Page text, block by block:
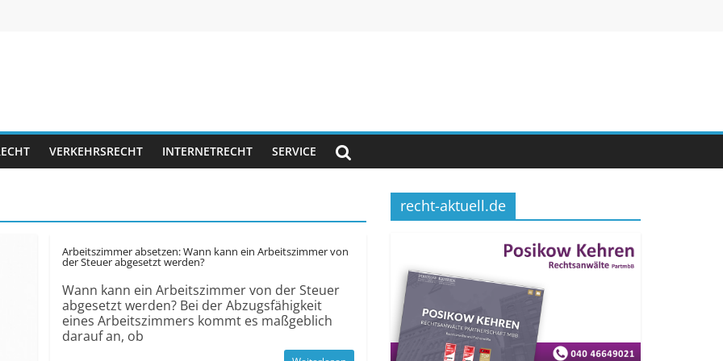
VERKEHRSRECHT INTERNETRECHT SERVICE
Arbeitszimmer absetzen: Wann kann ein Arbeitszimmer von
der Steuer abgesetzt werden?
Wann kann ein Arbeitszimmer von der Steuer
abgesetzt werden? Bei der Abzugsfähigkeit
eines Arbeitszimmers kommt es maßgeblich
darauf an, ob
recht-aktuell.de